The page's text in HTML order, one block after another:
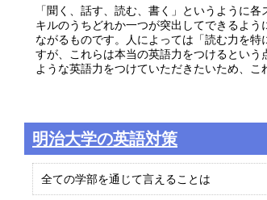
「聞く、話す、読む、書く」というように
キルのうちどれか一つが突出してできるよ
ながるものです。人によっては「読む力を
すが、これらは本当の英語力をつけるとい
ような英語力をつけていただきたいため、こ
明治大学の英語対策
全ての学部を通じて言えることは